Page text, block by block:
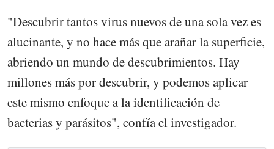
"Descubrir tantos virus nuevos de una sola vez es
alucinante, y no hace más que arañar la superficie,
abriendo un mundo de descubrimientos. Hay
millones más por descubrir, y podemos aplicar
este mismo enfoque a la identificación de
bacterias y parásitos", confía el investigador.